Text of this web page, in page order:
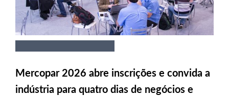
Mercopar 2026 abre inscrições e convida a
indústria para quatro dias de negócios e